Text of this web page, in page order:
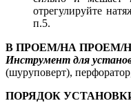
отрегулируйте
п.5.
В ПРОЕМ/НА ПРОЕМ/
Инструмент для
(шуруповерт),
ПОРЯДОК